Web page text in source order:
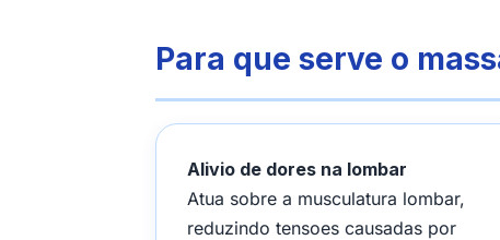
Para que serve o
Alivio de dores na lombar
Atua sobre a musculatura lombar,
reduzindo tensoes causadas por